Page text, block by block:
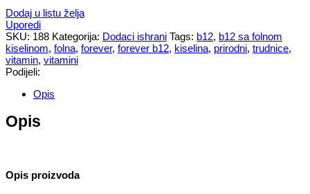
Dodaj u listu želja
Uporedi
SKU: 188 Kategorija: Dodaci ishrani Tags: b12, b12 sa folnom
kiselinom, folna, forever, forever b12, kiselina, prirodni, trudnice,
vitamin, vitamini
Podijeli:
Opis
Opis
Opis proizvoda